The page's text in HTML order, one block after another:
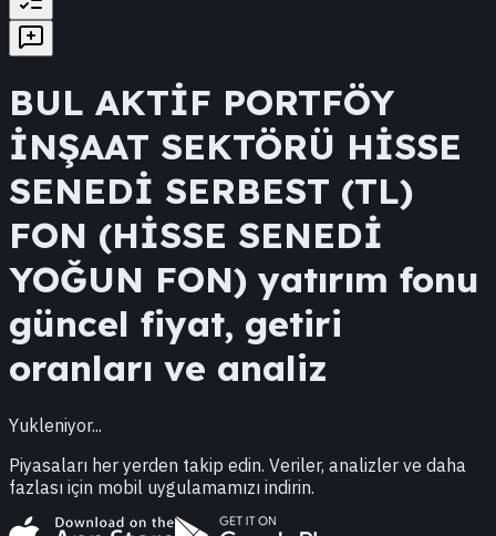
BUL AKTİF PORTFÖY
İNŞAAT SEKTÖRÜ HİSSE
SENEDİ SERBEST (TL)
FON (HİSSE SENEDİ
YOĞUN FON) yatırım fonu
güncel fiyat, getiri
oranları ve analiz
Yukleniyor...
Piyasaları her yerden takip edin. Veriler, analizler ve daha
fazlası için mobil uygulamamızı indirin.